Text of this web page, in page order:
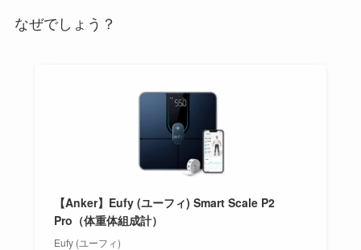
なぜでしょう？
【Anker】Eufy (ユーフィ) Smart Scale P2
Pro（体重体組成計）
Eufy (ユーフィ)